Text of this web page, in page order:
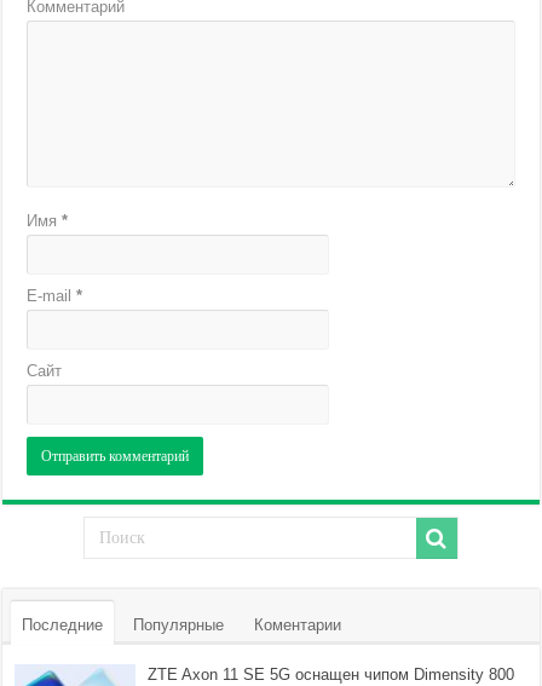
Комментарий
Имя*
E-mail*
Сайт
Последние Популярные Коментарии
ZTE Axon 11 SE 5G оснащен чипом Dimensity 800